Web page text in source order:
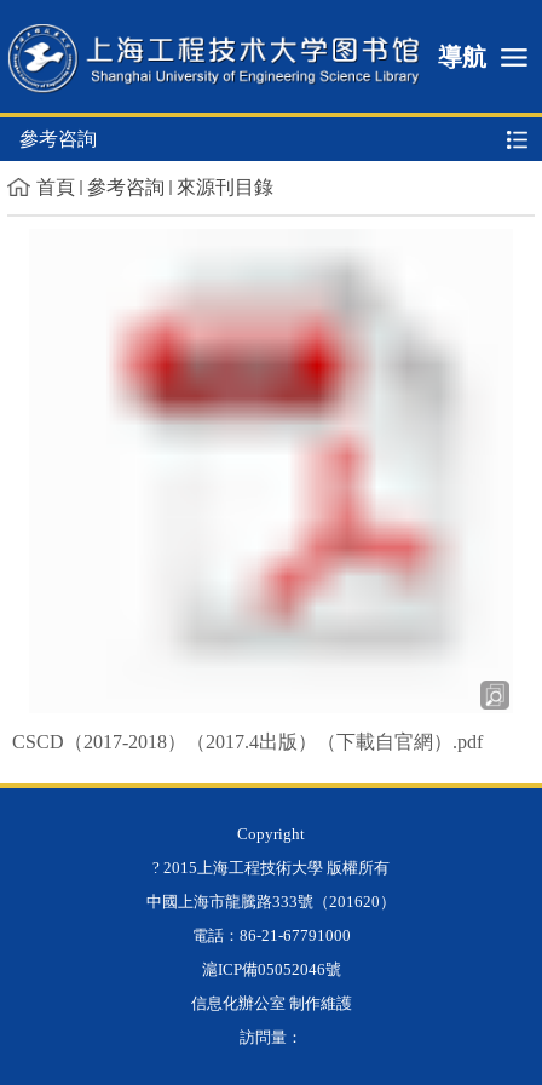
導航
參考咨詢
首頁 參考咨詢 來源刊目錄
CSCD（2017-2018）（2017.4出版）（下載自官網）.pdf
Copyright
? 2015上海工程技術大學 版權所有
中國上海市龍騰路333號（201620）
電話：86-21-67791000
滬ICP備05052046號
信息化辦公室 制作維護
訪問量：